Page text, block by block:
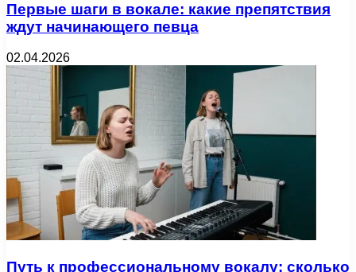
Первые шаги в вокале: какие препятствия
ждут начинающего певца
02.04.2026
Путь к профессиональному вокалу: сколько